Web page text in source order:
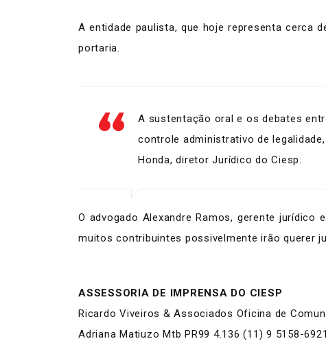
A entidade paulista, que hoje representa cerca
portaria.
A sustentação oral e os debates
controle administrativo de
Honda, diretor Jurídico do Ciesp.
O advogado Alexandre Ramos, gerente
muitos contribuintes possivelmente irão querer
ASSESSORIA DE IMPRENSA DO CIESP
Ricardo Viveiros & Associados Oficina de
Adriana Matiuzo Mtb PR99 4.136 (11) 9 5158-6921